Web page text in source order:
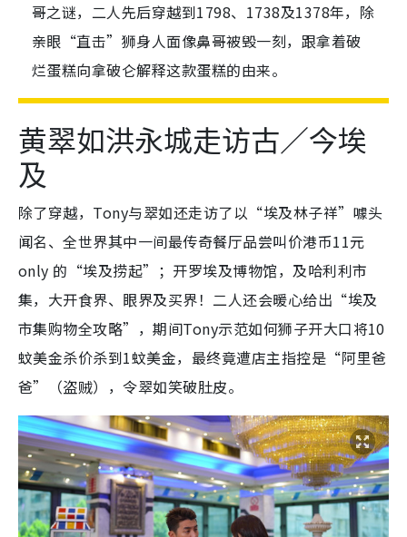
哥之谜，二人先后穿越到1798、1738及1378年，除
亲眼“直击”狮身人面像鼻哥被毁一刻，跟拿着破
烂蛋糕向拿破仑解释这款蛋糕的由来。
黄翠如洪永城走访古／今埃
及
除了穿越，Tony与翠如还走访了以“埃及林子祥”噱头
闻名、全世界其中一间最传奇餐厅品尝叫价港币11元
only 的“埃及捞起”；开罗埃及博物馆，及哈利利市
集，大开食界、眼界及买界！二人还会暖心给出“埃及
市集购物全攻略”，期间Tony示范如何狮子开大口将10
蚊美金杀价杀到1蚊美金，最终竟遭店主指控是“阿里爸
爸”（盗贼），令翠如笑破肚皮。